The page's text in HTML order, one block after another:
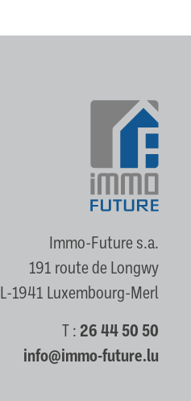
Immo-Future s.a.
191 route de Longwy
L-1941 Luxembourg-Merl
T : 26 44 50 50
info@immo-future.lu